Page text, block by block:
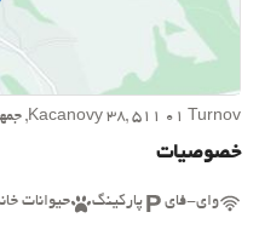
Kacanovy 38, 511 01 Turnov, جمهوری چک - Turnov.
خصوصیات
وای-فای پارکینگ حیوانات